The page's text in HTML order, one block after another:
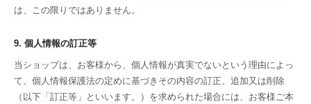
は、この限りではありません。
9. 個人情報の訂正等
当ショップは、お客様から、個人情報が真実でないという理由によっ
て、個人情報保護法の定めに基づきその内容の訂正、追加又は削除
（以下「訂正等」といいます。）を求められた場合には、お客様ご本